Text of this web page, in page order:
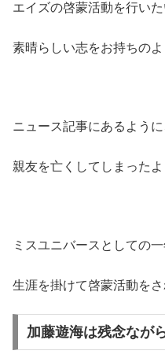
エイズの啓蒙活動を行いた
素晴らしい志をお持ちのよ
ニュース記事にあるよう
親友を亡くしてしまったよ
ミスユニバースとしての一
生涯を掛けて啓蒙活動を
加藤遊海は残念なが